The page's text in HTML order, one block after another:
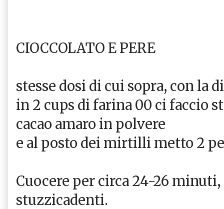
CIOCCOLATO E PERE
stesse dosi di cui sopra, con la
in 2 cups di farina 00 ci faccio
cacao amaro in polvere
e al posto dei mirtilli metto 2
Cuocere per circa 24-26
stuzzicadenti.